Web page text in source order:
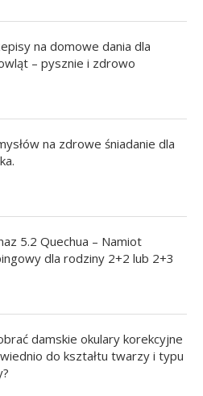
na domowe dania dla
– pysznie i zdrowo
na zdrowe śniadanie dla
5.2 Quechua – Namiot
dla rodziny 2+2 lub 2+3
damskie okulary korekcyjne
do kształtu twarzy i typu